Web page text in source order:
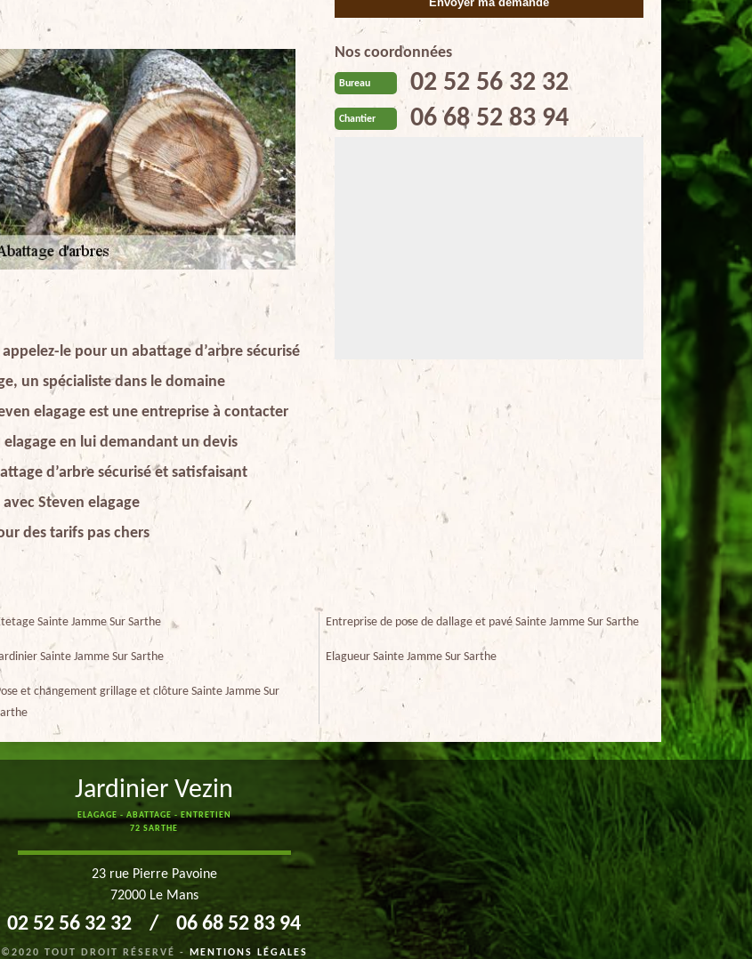
le pour un abattage d’arbre sécurisé
un spécialiste dans le domaine
elagage est une entreprise à contacter
en lui demandant un devis
d’arbre sécurisé et satisfaisant
Steven elagage
des tarifs pas chers
Nos coordonnées
Bureau 02 52 56 32 32
Chantier 06 68 52 83 94
Sainte Jamme Sur Sarthe
Sainte Jamme Sur Sarthe
et changement grillage et clôture Sainte Jamme Sur
Entreprise de pose de dallage et pavé Sainte Jamme Sur Sarthe
Elagueur Sainte Jamme Sur Sarthe
Jardinier Vezin
ELAGAGE - ABATTAGE - ENTRETIEN
72 SARTHE
23 rue Pierre Pavoine
72000 Le Mans
02 52 56 32 32 / 06 68 52 83 94
©2020 TOUT DROIT RÉSERVÉ - MENTIONS LÉGALES